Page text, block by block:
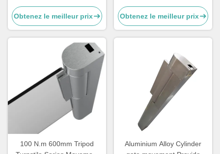
avec moteur sans balai en
courant continu de 2000
tr/min et vitesse de sortie de
17 tr/min pour les parkings
Obtenez le meilleur prix
barrière 0.3s-0.8 deuxième
Obtenez le meilleur prix
100 N.m 600mm Tripod
Aluminium Alloy Cylinder